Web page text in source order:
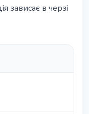
зависає в черзі